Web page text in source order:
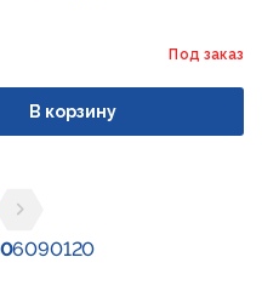
Под заказ
В корзину
страницастраница
6090120